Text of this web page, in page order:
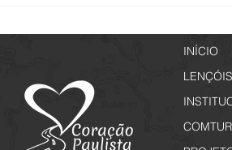
INÍCIO
COMTUR